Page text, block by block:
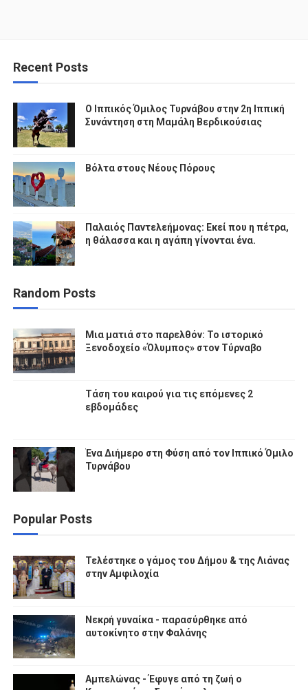
Recent Posts
Ο Ιππικός Όμιλος Τυρνάβου στην 2η Ιππική
Συνάντηση στη Μαμάλη Βερδικούσιας
Βόλτα στους Νέους Πόρους
Παλαιός Παντελεήμονας: Εκεί που η πέτρα,
η θάλασσα και η αγάπη γίνονται ένα.
Random Posts
Μια ματιά στο παρελθόν: Το ιστορικό
Ξενοδοχείο «Όλυμπος» στον Τύρναβο
Τάση του καιρού για τις επόμενες 2
εβδομάδες
Ένα Διήμερο στη Φύση από τον Ιππικό Όμιλο
Τυρνάβου
Popular Posts
Τελέστηκε ο γάμος του Δήμου & της Λιάνας
στην Αμφιλοχία
Νεκρή γυναίκα - παρασύρθηκε από
αυτοκίνητο στην Φαλάνης
Αμπελώνας - Έφυγε από τη ζωή ο